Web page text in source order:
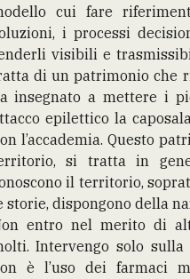
cui fare
i processi
visibili e
di un patrimonio che
insegnato a mettere i
epilettico la
l’accademia. Questo
si tratta in
il territorio,
storie, dispongono della
entro nel merito di
Intervengo solo
è l’uso dei farmaci